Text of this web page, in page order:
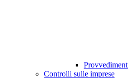
Controlli sulle imprese